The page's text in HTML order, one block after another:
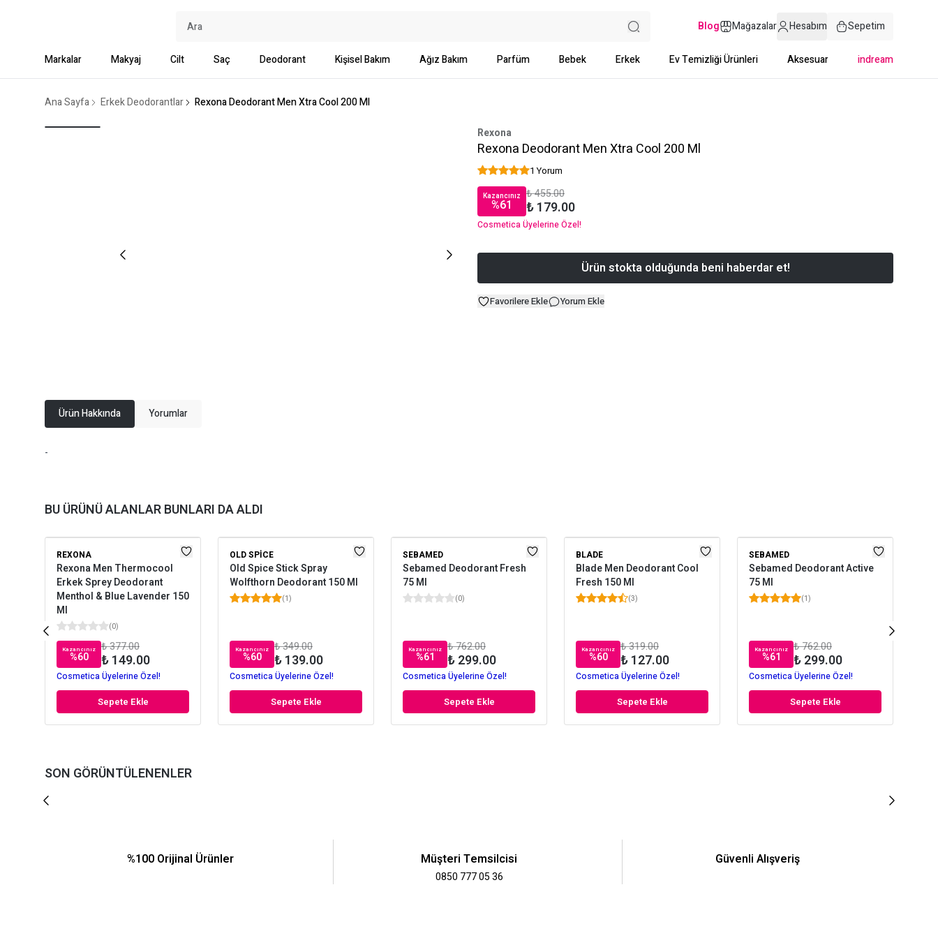
Blog Mağazalar Hesabım Sepetim
Markalar Makyaj Cilt Saç Deodorant Kişisel Bakım Ağız Bakım Parfüm Bebek Erkek Ev Temizliği Ürünleri Aksesuar indream
Ana Sayfa Erkek Deodorantlar Rexona Deodorant Men Xtra Cool 200 Ml
Rexona
Rexona Deodorant Men Xtra Cool 200 Ml
1 Yorum
Kazancınız
%61
₺ 455.00
₺ 179.00
Cosmetica Üyelerine Özel!
Ürün stokta olduğunda beni haberdar et!
Favorilere Ekle Yorum Ekle
Ürün Hakkında Yorumlar
-
BU ÜRÜNÜ ALANLAR BUNLARI DA ALDI
REXONA
Rexona Men Thermocool
Erkek Sprey Deodorant
Menthol & Blue Lavender 150
Ml
(0)
Kazancınız
%60
₺ 377.00
₺ 149.00
Cosmetica Üyelerine Özel!
Sepete Ekle
OLD SPICE
Old Spice Stick Spray
Wolfthorn Deodorant 150 Ml
(1)
Kazancınız
%60
₺ 349.00
₺ 139.00
Cosmetica Üyelerine Özel!
Sepete Ekle
SEBAMED
Sebamed Deodorant Fresh
75 Ml
(0)
Kazancınız
%61
₺ 762.00
₺ 299.00
Cosmetica Üyelerine Özel!
Sepete Ekle
BLADE
Blade Men Deodorant Cool
Fresh 150 Ml
(3)
Kazancınız
%60
₺ 319.00
₺ 127.00
Cosmetica Üyelerine Özel!
Sepete Ekle
SEBAMED
Sebamed Deodorant Active
75 Ml
(1)
Kazancınız
%61
₺ 762.00
₺ 299.00
Cosmetica Üyelerine Özel!
Sepete Ekle
SON GÖRÜNTÜLENENLER
%100 Orijinal Ürünler Müşteri Temsilcisi
0850 777 05 36
Güvenli Alışveriş